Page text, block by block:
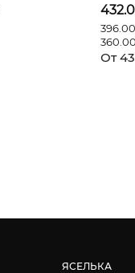
396.00
360.00
От
ЯСЕЛЬКА